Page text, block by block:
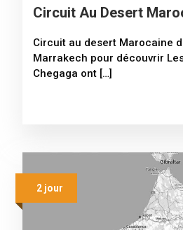
Circuit Au Desert
Circuit au desert Marocaine
Marrakech pour découvrir
Chegaga ont […]
2 jour